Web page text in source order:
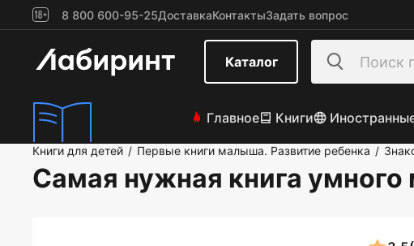
8 800 600-95-25ДоставкаКонтактыЗадать вопрос
Каталог
Главное Книги
Книги для детей / Первые книги малыша. Развитие ребенка /
Самая нужная книга